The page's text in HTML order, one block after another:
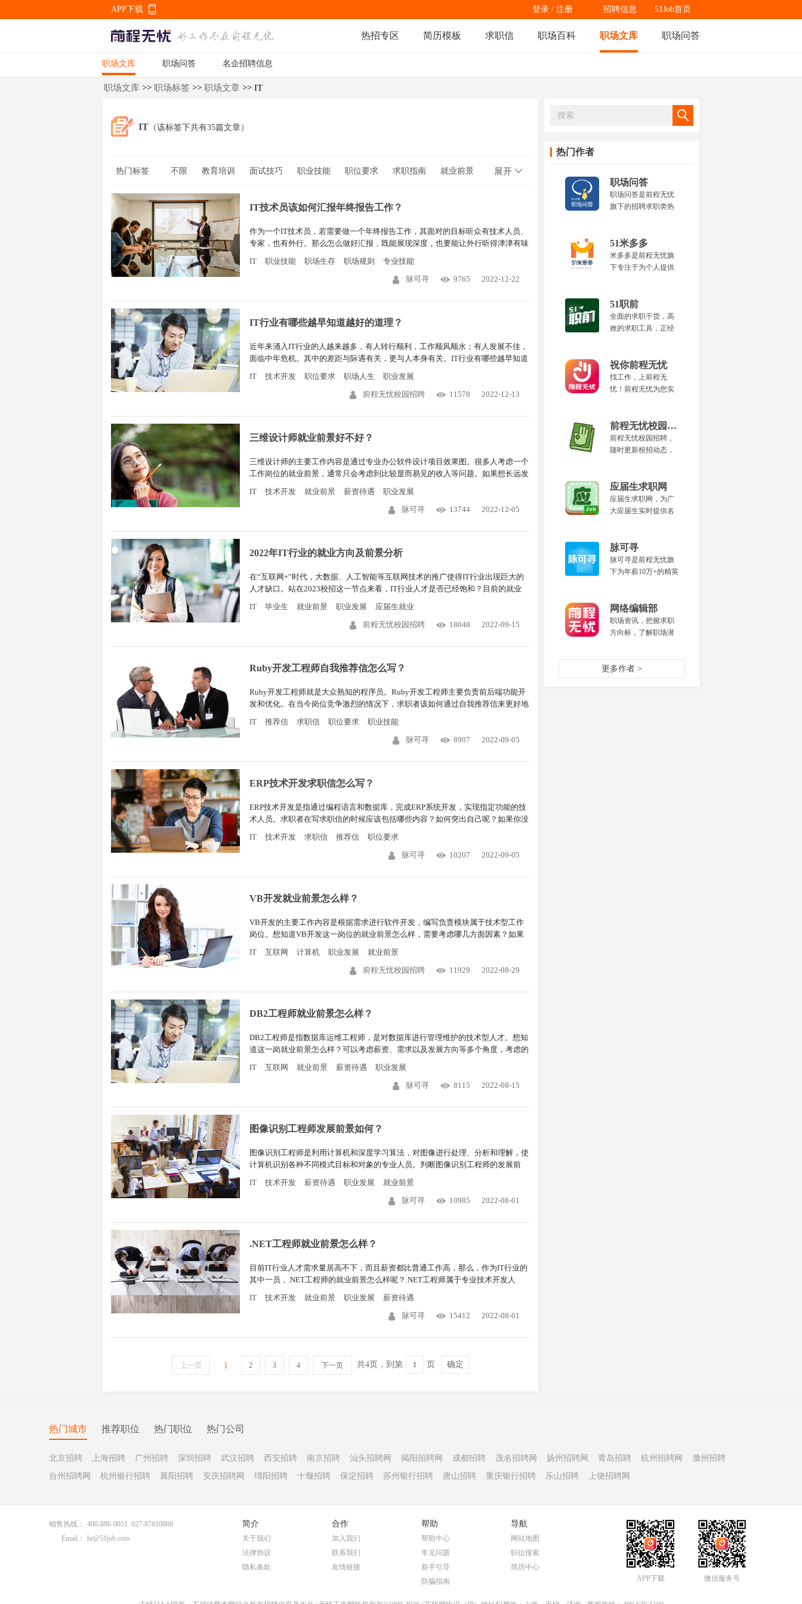
APP下载
APP下载
51Job首页
招聘信息
登录 / 注册
热招专区 简历模板 求职信 职场百科 职场文库 职场问答
职场文库 职场问答 名企招聘信息
职场文库 >> 职场标签 >> 职场文章 >> IT
IT （该标签下共有35篇文章）
热门标签 不限 教育培训 面试技巧 职业技能 职位要求 求职指南 就业前景 展开
IT技术员该如何汇报年终报告工作？
作为一个IT技术员，若需要做一个年终报告工作，其面对的目标听众有技术人员、
专家，也有外行。那么怎么做好汇报，既能展现深度，也要能让外行听得津津有味
呢？谨记以下套路，可助你提高汇报质量。
IT 职业技能 职场生存 职场规则
专业技能
脉可寻
9765 2022-12-22
IT行业有哪些越早知道越好的道理？
近年来涌入IT行业的人越来越多，有人转行顺利，工作顺风顺水；有人发展不佳，
面临中年危机。其中的差距与际遇有关，更与人本身有关。IT行业有哪些越早知道
越好的道理？从业者需要思考哪些问题？下面将详细介绍。
IT 技术开发 职位要求 职场人生
职业发展
前程无忧校园招聘
11578 2022-12-13
三维设计师就业前景好不好？
三维设计师的主要工作内容是通过专业办公软件设计项目效果图。很多人考虑一个
工作岗位的就业前景，通常只会考虑到比较显而易见的收入等问题。如果想长远发
展还需要考虑哪些方面呢？下文整理的内容可供参考。
IT 技术开发 就业前景 薪资待遇
职业发展
脉可寻
13744 2022-12-05
2022年IT行业的就业方向及前景分析
在“互联网+”时代，大数据、人工智能等互联网技术的推广使得IT行业出现巨大的
人才缺口。站在2023校招这一节点来看，IT行业人才是否已经饱和？目前的就业
方向主要有哪些？前景怎么样？下文将进行具体分析。
IT 毕业生 就业前景 职业发展
应届生就业
前程无忧校园招聘
18048 2022-09-15
Ruby开发工程师自我推荐信怎么写？
Ruby开发工程师就是大众熟知的程序员。Ruby开发工程师主要负责前后端功能开
发和优化。在当今岗位竞争激烈的情况下，求职者该如何通过自我推荐信来更好地
争取到岗位呢？如果还不确定写作思路的话，可以参考下文。
IT 推荐信 求职信 职位要求
职业技能
脉可寻
8907 2022-09-05
ERP技术开发求职信怎么写？
ERP技术开发是指通过编程语言和数据库，完成ERP系统开发，实现指定功能的技
术人员。求职者在写求职信的时候应该包括哪些内容？如何突出自己呢？如果你没
有写信经验，或者写出去的求职信没有回音，不妨看看下文内容。
IT 技术开发 求职信 推荐信
职位要求
脉可寻
10207 2022-09-05
VB开发就业前景怎么样？
VB开发的主要工作内容是根据需求进行软件开发，编写负责模块属于技术型工作
岗位。想知道VB开发这一岗位的就业前景怎么样，需要考虑哪几方面因素？如果
你在考虑就业前景时，只能想到薪资，不妨再来看看下文。
IT 互联网 计算机 职业发展
就业前景
前程无忧校园招聘
11929 2022-08-29
DB2工程师就业前景怎么样？
DB2工程师是指数据库运维工程师，是对数据库进行管理维护的技术型人才。想知
道这一岗就业前景怎么样？可以考虑薪资、需求以及发展方向等多个角度，考虑的
角度越全面，做选择的时候就越正确，下文整理了详细的信息。
IT 互联网 就业前景 薪资待遇
职业发展
脉可寻
8115 2022-08-15
图像识别工程师发展前景如何？
图像识别工程师是利用计算机和深度学习算法，对图像进行处理、分析和理解，使
计算机识别各种不同模式目标和对象的专业人员。判断图像识别工程师的发展前
景，应该考虑哪几方面内容？文中内容可供参考。
IT 技术开发 薪资待遇 职业发展
就业前景
脉可寻
10985 2022-08-01
.NET工程师就业前景怎么样？
目前IT行业人才需求量居高不下，而且薪资都比普通工作高，那么，作为IT行业的
其中一员，.NET工程师的就业前景怎么样呢？.NET工程师属于专业技术开发人
员，想要从事这一职业，需要从以下几方面着手去考虑。
IT 技术开发 就业前景 职业发展
薪资待遇
脉可寻
15412 2022-08-01
上一页 1 2 3 4 下一页 共4页，到第 页 确定
热门作者
职场问答
职场问答是前程无忧
旗下的招聘求职类热
职场热点问题解答，
内容涵盖资格证书、
岗位职责、就业前
51米多多
米多多是前程无忧旗
下专注于为个人提供
您提供真实靠谱的招
聘信息、面试安排和
快速入职等优质服
51职前
全面的求职干货，高
效的求职工具，正经
前。
祝你前程无忧
找工作，上前程无
忧！前程无忧为您实
资讯、面试技巧、简
历优化等求职攻略。
前程无忧校园招聘
前程无忧校园招聘，
随时更新校招动态，
货。
应届生求职网
应届生求职网，为广
大应届生实时提供名
脉可寻
脉可寻是前程无忧旗
下为年薪10万+的精英
职位和企业高薪职
位，同时可以联络猎
头，拍摄名片上传
网络编辑部
职场资讯，把握求职
方向标，了解职场潜
更近一步！
更多作者 >
热门城市 推荐职位 热门职位 热门公司
北京招聘 上海招聘 广州招聘 深圳招聘 武汉招聘 西安招聘 南京招聘 汕头招聘网 揭阳招聘网 成都招聘 茂名招聘网 扬州招聘网 青岛招聘 杭州招聘网
滁州招聘
台州招聘网
杭州银行招聘 襄阳招聘 安庆招聘网 绵阳招聘 十堰招聘 保定招聘 苏州银行招聘 唐山招聘 重庆银行招聘 乐山招聘 上饶招聘网
销售热线：
400-886-0051 027-87810888
Email：
hr@51job.com
简介
关于我们
法律协议
隐私条款
合作
加入我们
联系我们
友情链接
帮助
帮助中心
常见问题
新手引导
防骗指南
导航
网站地图
职位搜索
简历中心
APP下载
微信服务号